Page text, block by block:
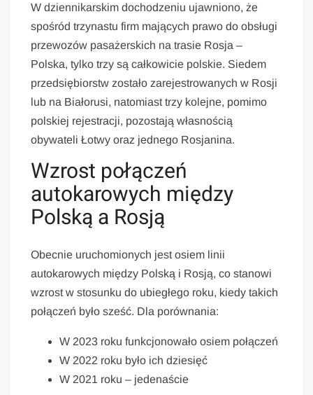
W dziennikarskim dochodzeniu ujawniono, że
spośród trzynastu firm mających prawo do obsługi
przewozów pasażerskich na trasie Rosja –
Polska, tylko trzy są całkowicie polskie. Siedem
przedsiębiorstw zostało zarejestrowanych w Rosji
lub na Białorusi, natomiast trzy kolejne, pomimo
polskiej rejestracji, pozostają własnością
obywateli Łotwy oraz jednego Rosjanina.
Wzrost połączeń
autokarowych między
Polską a Rosją
Obecnie uruchomionych jest osiem linii
autokarowych między Polską i Rosją, co stanowi
wzrost w stosunku do ubiegłego roku, kiedy takich
połączeń było sześć. Dla porównania:
W 2023 roku funkcjonowało osiem połączeń
W 2022 roku było ich dziesięć
W 2021 roku – jedenaście